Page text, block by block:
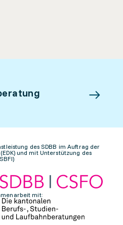
des SDBB im Auftrag der
und mit Unterstützung des
mit: